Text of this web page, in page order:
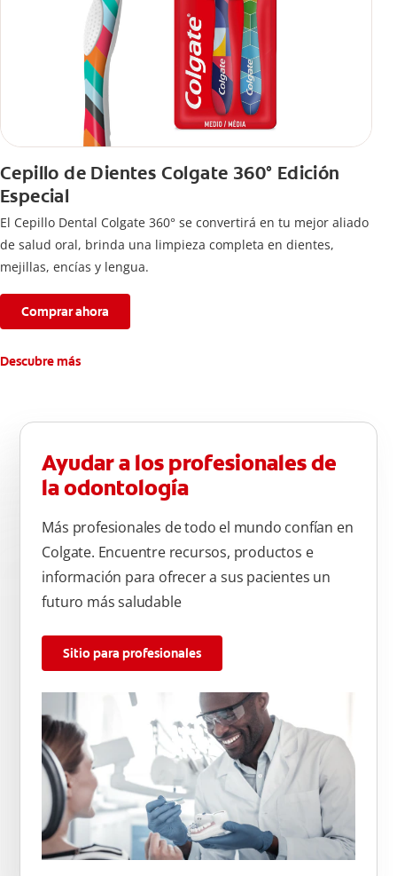
Cepillo de Dientes Colgate 360° Edición
Especial
El Cepillo Dental Colgate 360° se convertirá en tu mejor aliado
de salud oral, brinda una limpieza completa en dientes,
mejillas, encías y lengua.
Comprar ahora
Descubre más
Ayudar a los profesionales de
la odontología
Más profesionales de todo el mundo confían en
Colgate. Encuentre recursos, productos e
información para ofrecer a sus pacientes un
futuro más saludable
Sitio para profesionales